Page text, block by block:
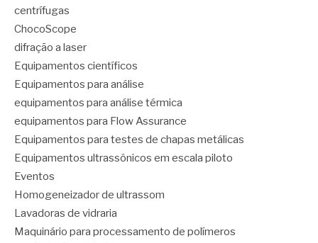
centrífugas
ChocoScope
difração a laser
Equipamentos científicos
Equipamentos para análise
equipamentos para análise térmica
equipamentos para Flow Assurance
Equipamentos para testes de chapas metálicas
Equipamentos ultrassônicos em escala piloto
Eventos
Homogeneizador de ultrassom
Lavadoras de vidraria
Maquinário para processamento de polímeros